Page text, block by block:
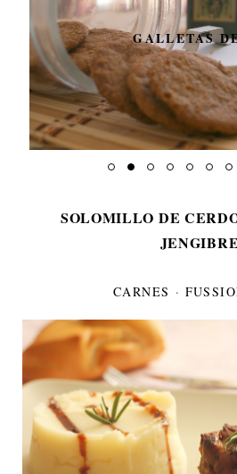
GALLETAS
SOLOMILLO DE
JENGIBRE
CARNES ·